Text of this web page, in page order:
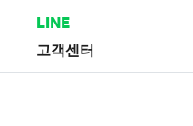
LINE
고객센터